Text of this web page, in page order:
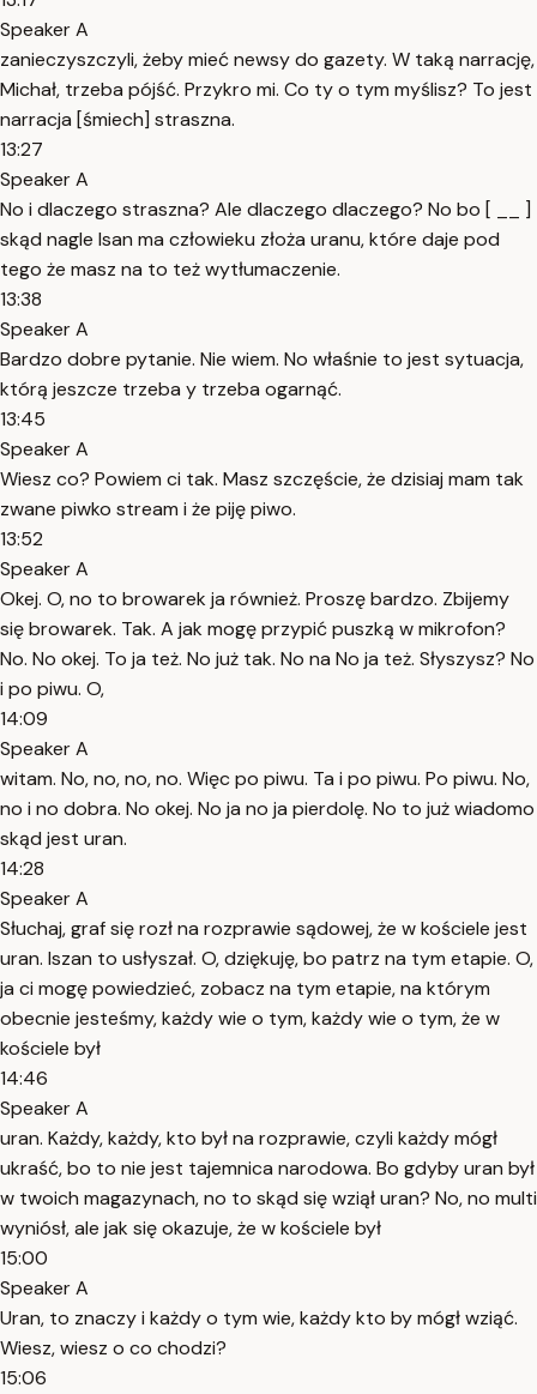
Speaker A
zanieczyszczyli, żeby mieć newsy do gazety. W taką narrację,
Michał, trzeba pójść. Przykro mi. Co ty o tym myślisz? To jest
narracja [śmiech] straszna.
13:27
Speaker A
No i dlaczego straszna? Ale dlaczego dlaczego? No bo [ __ ]
skąd nagle Isan ma człowieku złoża uranu, które daje pod
tego że masz na to też wytłumaczenie.
13:38
Speaker A
Bardzo dobre pytanie. Nie wiem. No właśnie to jest sytuacja,
którą jeszcze trzeba y trzeba ogarnąć.
13:45
Speaker A
Wiesz co? Powiem ci tak. Masz szczęście, że dzisiaj mam tak
zwane piwko stream i że piję piwo.
13:52
Speaker A
Okej. O, no to browarek ja również. Proszę bardzo. Zbijemy
się browarek. Tak. A jak mogę przypić puszką w mikrofon?
No. No okej. To ja też. No już tak. No na No ja też. Słyszysz? No
i po piwu. O,
14:09
Speaker A
witam. No, no, no, no. Więc po piwu. Ta i po piwu. Po piwu. No,
no i no dobra. No okej. No ja no ja pierdolę. No to już wiadomo
skąd jest uran.
14:28
Speaker A
Słuchaj, graf się rozł na rozprawie sądowej, że w kościele jest
uran. Iszan to usłyszał. O, dziękuję, bo patrz na tym etapie. O,
ja ci mogę powiedzieć, zobacz na tym etapie, na którym
obecnie jesteśmy, każdy wie o tym, każdy wie o tym, że w
kościele był
14:46
Speaker A
uran. Każdy, każdy, kto był na rozprawie, czyli każdy mógł
ukraść, bo to nie jest tajemnica narodowa. Bo gdyby uran był
w twoich magazynach, no to skąd się wziął uran? No, no multi
wyniósł, ale jak się okazuje, że w kościele był
15:00
Speaker A
Uran, to znaczy i każdy o tym wie, każdy kto by mógł wziąć.
Wiesz, wiesz o co chodzi?
15:06